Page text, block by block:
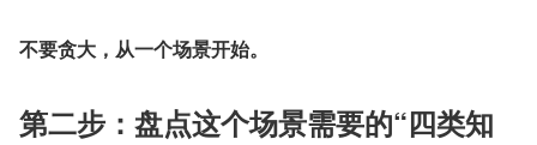
不要贪大，从一个场景开始。
第二步：盘点这个场景需要的“四类知